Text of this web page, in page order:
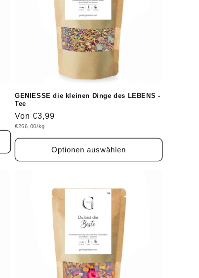
GENIESSE die kleinen Dinge des LEBENS -
Tee
Normaler
Preis
Von €3,99
Grundpreis
€266,00/kg
Optionen auswählen